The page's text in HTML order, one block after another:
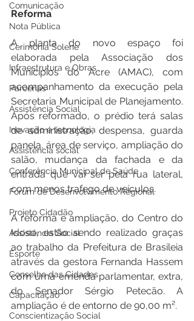
Comunicação
Nota Pública
Cerimônia Solene
Infraestrutura e Obras
Parcerias
Assistência Social
Inovação e tecnologia
Assistência social
Conferência Municipal de Saúde
Fórum de Desenvolvimento Regional
Projeto Cidadão
Assistência Social
Esporte
Conselho das Cidades
Capacitação
Conscientização Social
Reforma
A planta do novo espaço foi
elaborada pela Associação dos
Municípios do Acre (AMAC), com
acompanhamento da execução pela
Secretaria Municipal de Planejamento.
Após reformado, o prédio terá salas
de administração, despensa, guarda
panela, área de serviço, ampliação do
salão, mudança da fachada e da
entrada que vai ser pela rua lateral,
com menos trafego de veículos.
A reforma e ampliação, do Centro do
Idoso, estão sendo realizado graças
ao trabalho da Prefeitura de Brasileia
através da gestora Fernanda Hassem
com uma emenda parlamentar, extra,
do Senador Sérgio Petecão. A
ampliação é de entorno de 90,00 m².